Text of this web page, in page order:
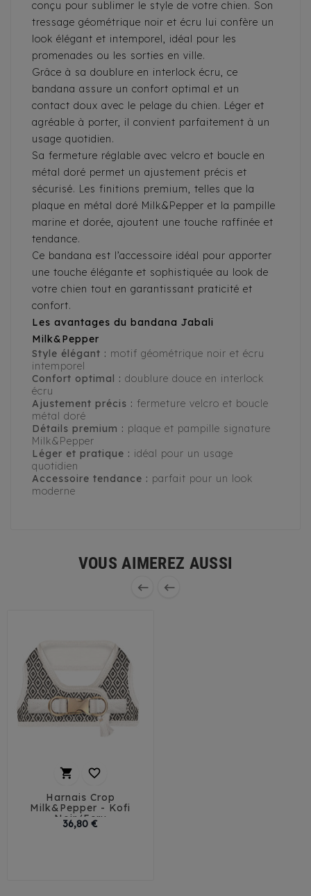
conçu pour sublimer le style de votre chien. Son
tressage géométrique noir et écru lui confère un
look élégant et intemporel, idéal pour les
promenades ou les sorties en ville.
Grâce à sa doublure en interlock écru, ce
bandana assure un confort optimal et un
contact doux avec le pelage du chien. Léger et
agréable à porter, il convient parfaitement à un
usage quotidien.
Sa fermeture réglable avec velcro et boucle en
métal doré permet un ajustement précis et
sécurisé. Les finitions premium, telles que la
plaque en métal doré Milk&Pepper et la pampille
marine et dorée, ajoutent une touche raffinée et
tendance.
Ce bandana est l’accessoire idéal pour apporter
une touche élégante et sophistiquée au look de
votre chien tout en garantissant praticité et
confort.
Les avantages du bandana Jabali
Milk&Pepper
Style élégant : motif géométrique noir et écru
intemporel
Confort optimal : doublure douce en interlock
écru
Ajustement précis : fermeture velcro et boucle
métal doré
Détails premium : plaque et pampille signature
Milk&Pepper
Léger et pratique : idéal pour un usage
quotidien
Accessoire tendance : parfait pour un look
moderne
VOUS AIMEREZ AUSSI
 
 
Harnais Crop
Milk&Pepper - Kofi
Noir/Ecru
36,80 €